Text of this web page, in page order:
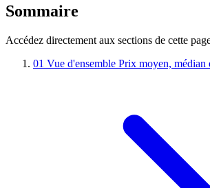
Sommaire
Accédez directement aux sections de cette
01 Vue d'ensemble Prix moyen, médian